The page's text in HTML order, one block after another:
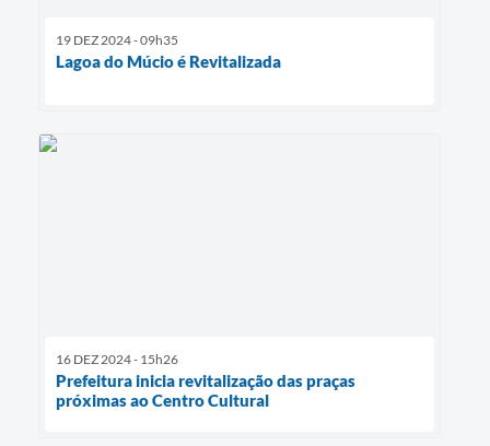
19 DEZ 2024 - 09h35
Lagoa do Múcio é Revitalizada
16 DEZ 2024 - 15h26
Prefeitura inicia revitalização das praças
próximas ao Centro Cultural